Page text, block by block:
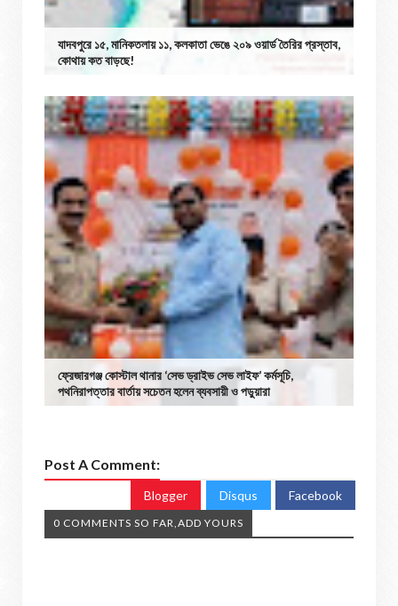
যাদবপুরে ১৫, মানিকতলায় ১১, কলকাতা ভেঙে ২০৯ ওয়ার্ড তৈরির প্রস্তাব,
কোথায় কত বাড়ছে!
ফ্রেজারগঞ্জ কোস্টাল থানার ‘সেভ ড্রাইভ সেভ লাইফ’ কর্মসূচি,
পথনিরাপত্তার বার্তায় সচেতন হলেন ব্যবসায়ী ও পড়ুয়ারা
Post A Comment:
Blogger Disqus Facebook
0 COMMENTS SO FAR,ADD YOURS